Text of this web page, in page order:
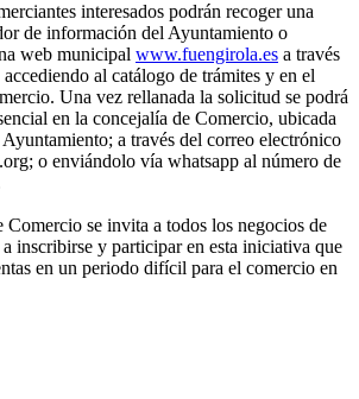
interesados podrán recoger una
de información del Ayuntamiento o
web municipal www.fuengirola.es a través
al catálogo de trámites y en el
Una vez rellanada la solicitud se podrá
en la concejalía de Comercio, ubicada
a través del correo electrónico
o enviándolo vía whatsapp al número de
Comercio se invita a todos los negocios de
a inscribirse y participar en esta iniciativa que
en un periodo difícil para el comercio en